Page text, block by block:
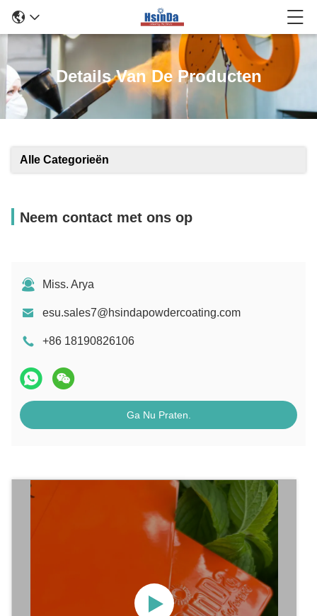
Details Van De Producten
Alle Categorieën
Neem contact met ons op
Miss. Arya
esu.sales7@hsindapowdercoating.com
+86 18190826106
Ga Nu Praten.